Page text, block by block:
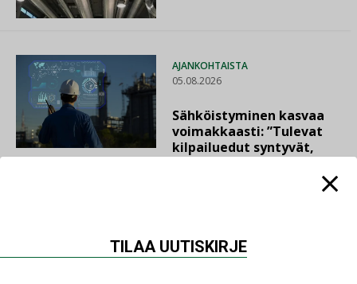
AJANKOHTAISTA
05.08.2026
Sähköistyminen kasvaa
voimakkaasti: ”Tulevat
kilpailuedut syntyvät,
TILAA UUTISKIRJE